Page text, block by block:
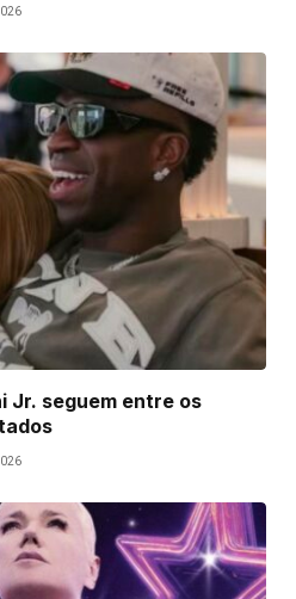
Jr. seguem entre os